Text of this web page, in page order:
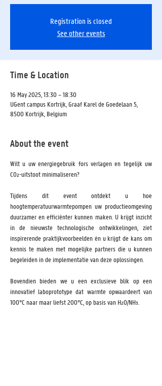
Registration is closed
See other events
Time & Location
16 May 2025, 13:30 – 18:30
UGent campus Kortrijk, Graaf Karel de Goedelaan 5,
8500 Kortrijk, Belgium
About the event
Wilt u uw energiegebruik fors verlagen en tegelijk uw
CO₂-uitstoot minimaliseren?
Tijdens dit event ontdekt u hoe
hoogtemperatuurwarmtepompen uw productieomgeving
duurzamer en efficiënter kunnen maken. U krijgt inzicht
in de nieuwste technologische ontwikkelingen, ziet
inspirerende praktijkvoorbeelden én u krijgt de kans om
kennis te maken met mogelijke partners die u kunnen
begeleiden in de implementatie van deze oplossingen.
Bovendien bieden we u een exclusieve blik op een
innovatief laboprototype dat warmte opwaardeert van
100°C naar maar liefst 200°C, op basis van H₂O/NH₃.